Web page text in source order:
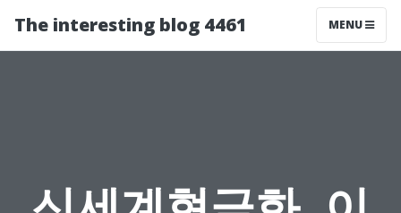
The interesting blog 4461 MENU